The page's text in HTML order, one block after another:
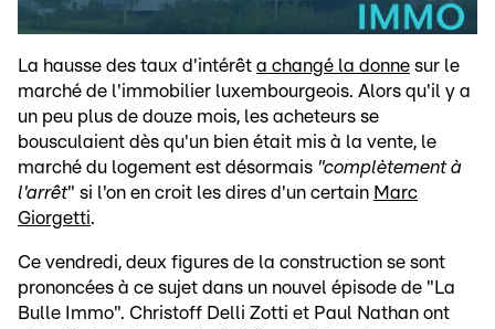
La hausse des taux d'intérêt a changé la donne sur le
marché de l'immobilier luxembourgeois. Alors qu'il y a
un peu plus de douze mois, les acheteurs se
bousculaient dès qu'un bien était mis à la vente, le
marché du logement est désormais "complètement à
l'arrêt" si l'on en croit les dires d'un certain Marc
Giorgetti.
Ce vendredi, deux figures de la construction se sont
prononcées à ce sujet dans un nouvel épisode de "La
Bulle Immo". Christoff Delli Zotti et Paul Nathan ont